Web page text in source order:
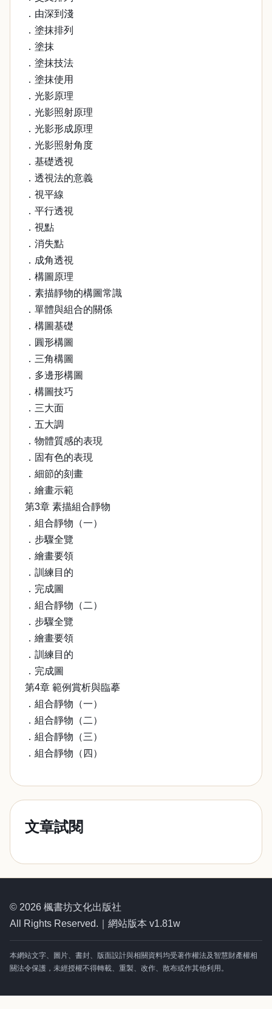
．由深到淺
．塗抹排列
．塗抹
．塗抹技法
．塗抹使用
．光影原理
．光影照射原理
．光影形成原理
．光影照射角度
．基礎透視
．透視法的意義
．視平線
．平行透視
．視點
．消失點
．成角透視
．構圖原理
．素描靜物的構圖常識
．單體與組合的關係
．構圖基礎
．圓形構圖
．三角構圖
．多邊形構圖
．構圖技巧
．三大面
．五大調
．物體質感的表現
．固有色的表現
．細節的刻畫
．繪畫示範
第3章 素描組合靜物
．組合靜物（一）
．步驟全覽
．繪畫要領
．訓練目的
．完成圖
．組合靜物（二）
．步驟全覽
．繪畫要領
．訓練目的
．完成圖
第4章 範例賞析與臨摹
．組合靜物（一）
．組合靜物（二）
．組合靜物（三）
．組合靜物（四）
文章試閱
© 2026 楓書坊文化出版社
All Rights Reserved.｜網站版本 v1.81w
本網站文字、圖片、書封、版面設計與相關資料均受著作權法及智慧財產權相
關法令保護，未經授權不得轉載、重製、改作、散布或作其他利用。